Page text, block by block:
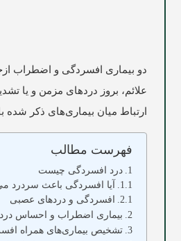
دو بیماری افسردگی و اضطراب
علائم، بروز دردهای مزمن و یا
ارتباط میان بیماری‌های ذکر شده
فهرست مطالب
درد افسردگی چیست
آیا افسردگی باعث سردرد
افسردگی و دردهای عصبی
بیماری اضطراب و احساس درد
تشخیص بیماری‌های همراه